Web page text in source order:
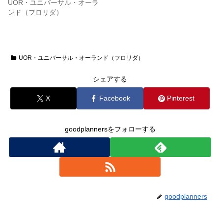
UOR・ユニバーサル・オーラ
ンド（フロリダ）
UOR・ユニバーサル・オーランド（フロリダ）
シェアする
X Facebook Pinterest
goodplannersをフォローする
goodplanners